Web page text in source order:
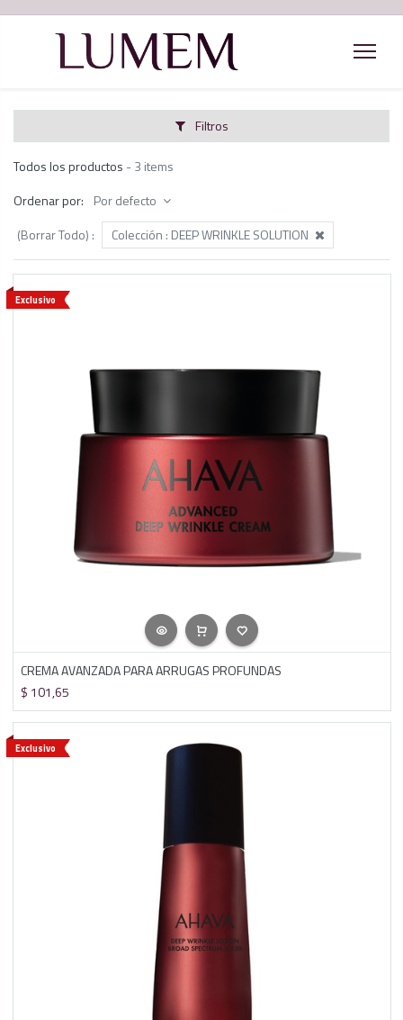
Filtros
Todos los productos - 3 items
Ordenar por:
Por defecto
(Borrar Todo) : Colección : DEEP WRINKLE SOLUTION
Exclusivo
CREMA AVANZADA PARA ARRUGAS PROFUNDAS
$ 101,65
Exclusivo